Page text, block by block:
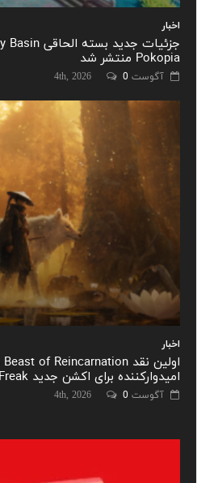
اخبار
Pokopia منتشر شد
آگوست 4th, 2026 0
اخبار
امیدوارکننده برای اکشن جدید Game Freak
آگوست 4th, 2026 0